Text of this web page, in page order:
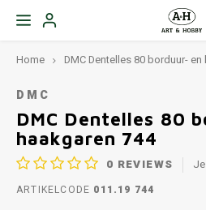
Home DMC Dentelles 80 borduur-
DMC
DMC Dentelles 80
haakgaren 744
0 REVIEWS
ARTIKELCODE 011.19 744